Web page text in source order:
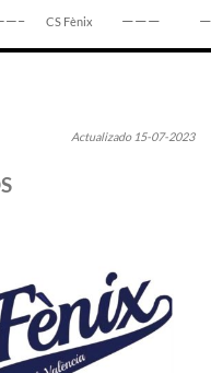
CS Fènix ———
Actualizado 15-07-2023